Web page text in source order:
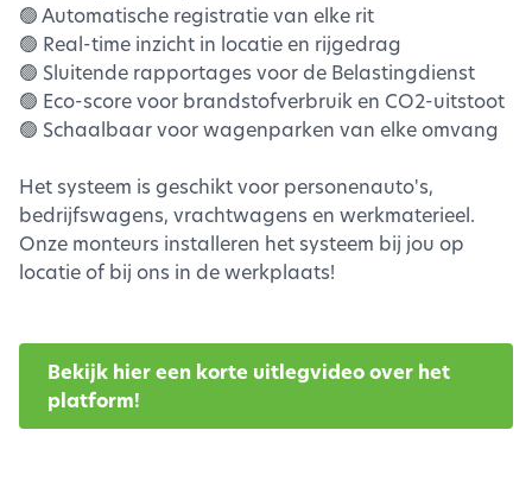
🟢 Automatische registratie van elke rit
🟢 Real-time inzicht in locatie en rijgedrag
🟢 Sluitende rapportages voor de Belastingdienst
🟢 Eco-score voor brandstofverbruik en CO2-uitstoot
🟢 Schaalbaar voor wagenparken van elke omvang
Het systeem is geschikt voor personenauto's,
bedrijfswagens, vrachtwagens en werkmaterieel.
Onze monteurs installeren het systeem bij jou op
locatie of bij ons in de werkplaats!
Bekijk hier een korte uitlegvideo over het
platform!